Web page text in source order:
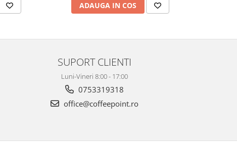
ADAUGA IN COS
SUPORT CLIENTI
Luni-Vineri 8:00 - 17:00
0753319318
office@coffeepoint.ro